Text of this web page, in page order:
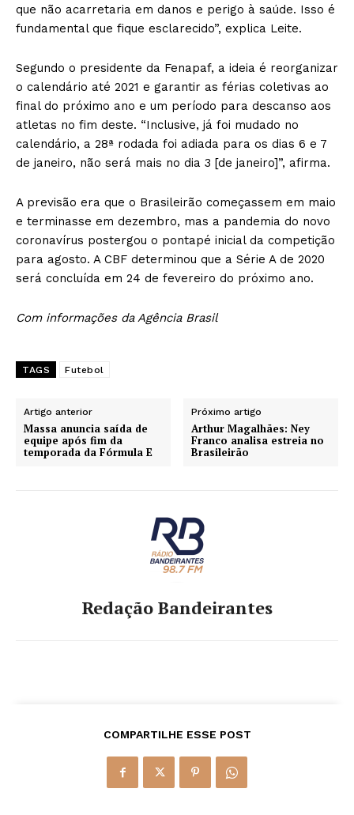
que não acarretaria em danos e perigo à saúde. Isso é
fundamental que fique esclarecido”, explica Leite.
Segundo o presidente da Fenapaf, a ideia é reorganizar
o calendário até 2021 e garantir as férias coletivas ao
final do próximo ano e um período para descanso aos
atletas no fim deste. “Inclusive, já foi mudado no
calendário, a 28ª rodada foi adiada para os dias 6 e 7
de janeiro, não será mais no dia 3 [de janeiro]”, afirma.
A previsão era que o Brasileirão começassem em maio
e terminasse em dezembro, mas a pandemia do novo
coronavírus postergou o pontapé inicial da competição
para agosto. A CBF determinou que a Série A de 2020
será concluída em 24 de fevereiro do próximo ano.
Com informações da Agência Brasil
TAGS Futebol
Artigo anterior
Massa anuncia saída de
equipe após fim da
temporada da Fórmula E
Próximo artigo
Arthur Magalhães: Ney
Franco analisa estreia no
Brasileirão
Redação Bandeirantes
COMPARTILHE ESSE POST